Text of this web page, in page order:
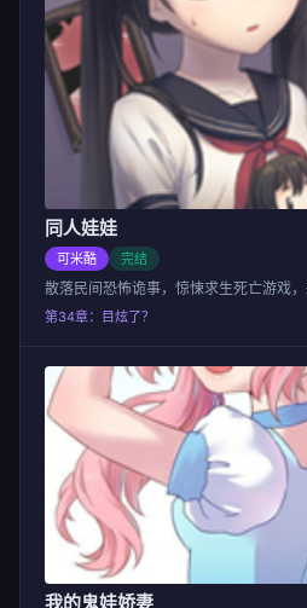
同人娃娃
可米酷 完结
散落民间恐怖诡事，惊悚求生死亡游戏
第34章：目炫了？
我的鬼娃娇妻